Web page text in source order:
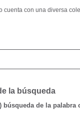
la búsqueda
búsqueda de la palabra
cuenta con una diversa